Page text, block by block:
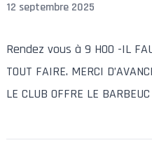
12 septembre 2025
Rendez vous à 9 H00 -IL
TOUT FAIRE. MERCI
LE CLUB OFFRE LE